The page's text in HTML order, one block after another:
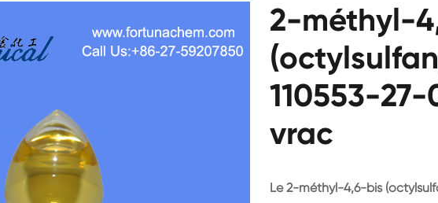
2-méthyl-
110553-
vrac
Le 2-méthyl-4,6-bis